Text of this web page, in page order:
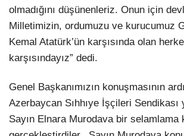
olmadığını düşünenleriz. Onun için
Milletimizin, ordumuzu ve kurucumuz
Kemal Atatürk’ün karşısında olan
karşısındayız” dedi.
Genel Başkanımızın konuşmasının
Azerbaycan Sıhhıye İşçileri Sendikası
Sayın Elnara Murodava bir selamlama